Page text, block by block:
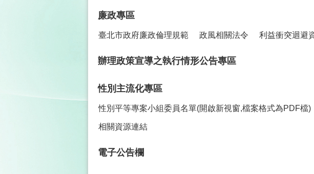
廉政專區
臺北市政府廉政倫理規範 政風相關法令 利益衝突迴避
辦理政策宣導之執行情形公告專區
性別主流化專區
性別平等專案小組委員名單(開啟新視窗,檔案格式為PDF檔)
相關資源連結
電子公告欄